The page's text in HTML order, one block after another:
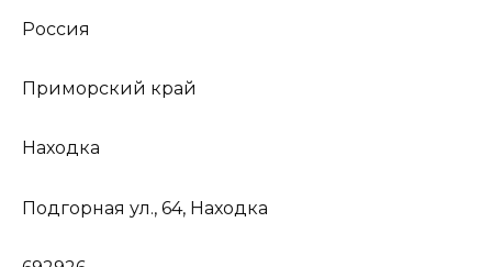
Россия
Приморский край
Находка
Подгорная ул., 64, Находка